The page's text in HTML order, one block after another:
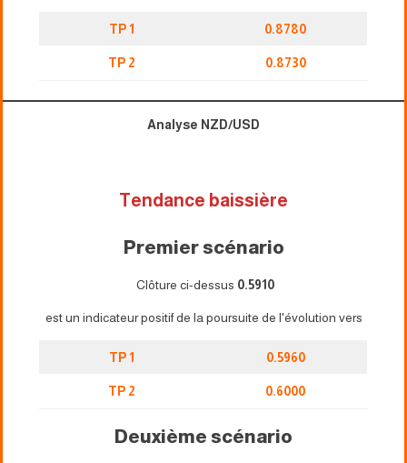
TP 1 0.8780
TP 2 0.8730
Analyse NZD/USD
Tendance baissière
Premier scénario
Clôture ci-dessus 0.5910
est un indicateur positif de la poursuite de l'évolution vers
TP 1 0.5960
TP 2 0.6000
Deuxième scénario